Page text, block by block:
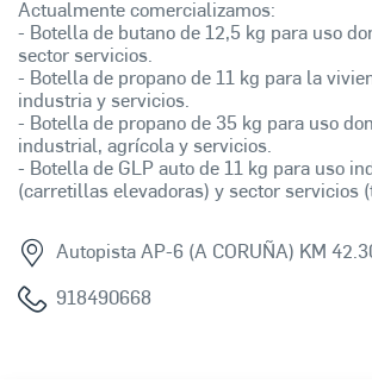
Actualmente comercializamos:
- Botella de butano de 12,5 kg para uso
sector servicios.
- Botella de propano de 11 kg para la
industria y servicios.
- Botella de propano de 35 kg para uso
industrial, agrícola y servicios.
- Botella de GLP auto de 11 kg para uso
(carretillas elevadoras) y sector servicios
Autopista AP-6 (A CORUÑA) KM
918490668